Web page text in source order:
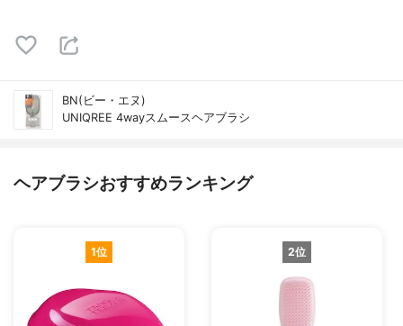
BN(ビー・エヌ)
UNIQREE 4wayスムースヘアブラシ
ヘアブラシおすすめランキング
1位 2位